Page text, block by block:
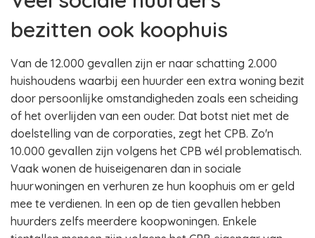
bezitten ook koophuis
Van de 12.000 gevallen zijn er naar schatting 2.000
huishoudens waarbij een huurder een extra woning bezit
door persoonlijke omstandigheden zoals een scheiding
of het overlijden van een ouder. Dat botst niet met de
doelstelling van de corporaties, zegt het CPB. Zo'n
10.000 gevallen zijn volgens het CPB wél problematisch.
Vaak wonen de huiseigenaren dan in sociale
huurwoningen en verhuren ze hun koophuis om er geld
mee te verdienen. In een op de tien gevallen hebben
huurders zelfs meerdere koopwoningen. Enkele